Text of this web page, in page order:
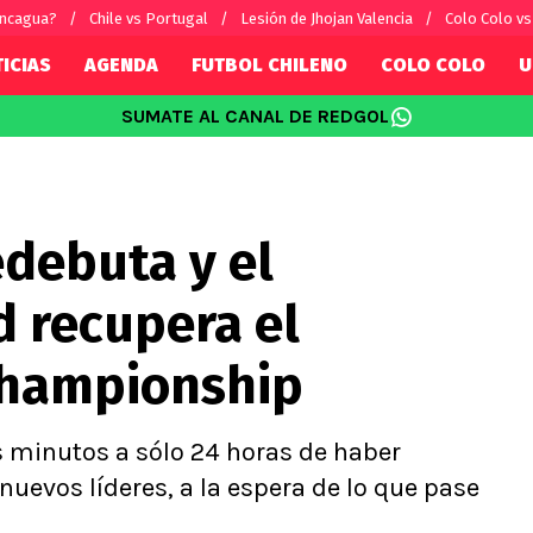
Chile vs Portugal Lesión de Jhojan Valencia Colo Colo
por el mundo
Fútbol Argentino
Fútbol Brasileño
AGENDA FUTBOL CHILENO COLO COLO
SUMATE AL CANAL DE REDGOL
y el
recupera el
a sólo 24 horas de haber
líderes, a la espera de lo que pase